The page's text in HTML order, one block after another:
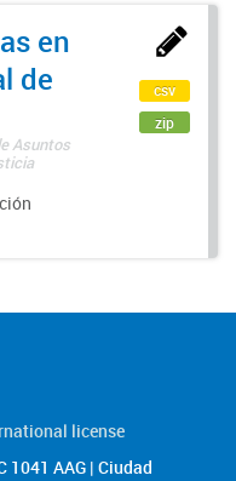
en
de
Asuntos
csv
zip
license
1041 AAG | Ciudad